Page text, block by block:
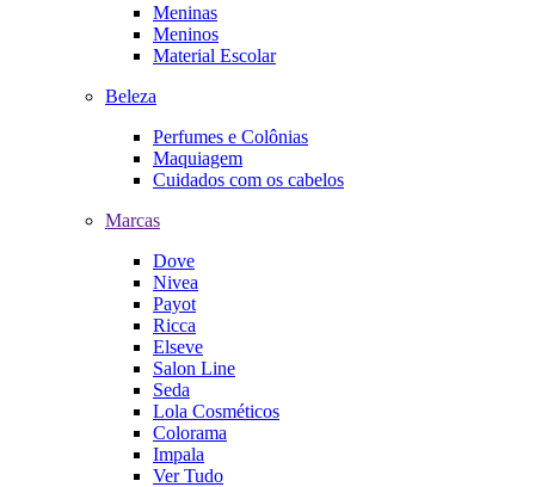
Meninas
Meninos
Material Escolar
Beleza
Perfumes e Colônias
Maquiagem
Cuidados com os cabelos
Marcas
Dove
Nivea
Payot
Ricca
Elseve
Salon Line
Seda
Lola Cosméticos
Colorama
Impala
Ver Tudo